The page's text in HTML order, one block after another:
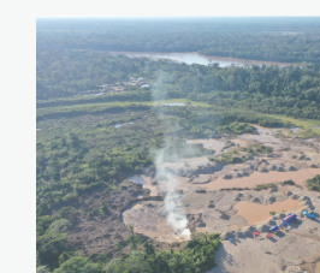
Fenamad-
agosto-2021